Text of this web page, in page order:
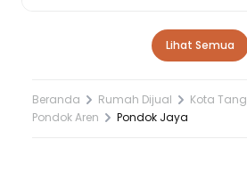
Lihat Semua
Beranda Rumah Dijual
Pondok Aren
Pondok Jaya